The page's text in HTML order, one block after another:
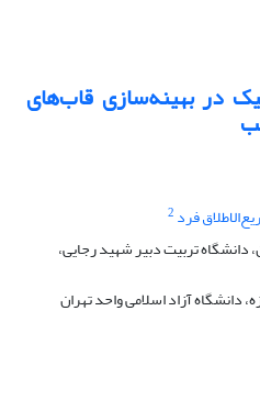
در بهینه‌سازی قاب‌های
فرد 2
تربیت دبیر شهید رجایی،
آزاد اسلامی واحد تهران